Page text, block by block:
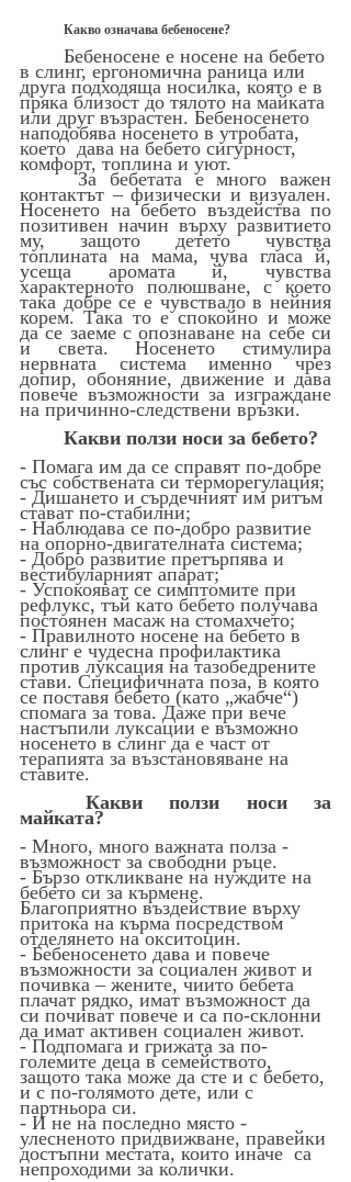
Какво означава бебеносене?
Бебеносене е носене на бебето
в слинг, ергономична раница или
друга подходяща носилка, която е в
пряка близост до тялото на майката
или друг възрастен. Бебеносенето
наподобява носенето в утробата,
което  дава на бебето сигурност,
комфорт, топлина и уют.
За бебетата е много важен
контактът – физически и визуален.
Носенето на бебето въздейства по
позитивен начин върху развитието
му, защото детето чувства
топлината на мама, чува гласа й,
усеща аромата й, чувства
характерното полюшване, с което
така добре се е чувствало в нейния
корем. Така то е спокойно и може
да се заеме с опознаване на себе си
и света. Носенето стимулира
нервната система именно чрез
допир, обоняние, движение и дава
повече възможности за изграждане
на причинно-следствени връзки.
Какви ползи носи за бебето?
- Помага им да се справят по-добре
със собствената си терморегулация;
- Дишането и сърдечният им ритъм
стават по-стабилни;
- Наблюдава се по-добро развитие
на опорно-двигателната система;
- Добро развитие претърпява и
вестибуларният апарат;
- Успокояват се симптомите при
рефлукс, тъй като бебето получава
постоянен масаж на стомахчето;
- Правилното носене на бебето в
слинг е чудесна профилактика
против луксация на тазобедрените
стави. Специфичната поза, в която
се поставя бебето (като „жабче“)
спомага за това. Даже при вече
настъпили луксации е възможно
носенето в слинг да е част от
терапията за възстановяване на
ставите.
Какви ползи носи за
майката?
- Много, много важната полза -
възможност за свободни ръце.
- Бързо откликване на нуждите на
бебето си за кърмене.
Благоприятно въздействие върху
притока на кърма посредством
отделянето на окситоцин.
- Бебеносенето дава и повече
възможности за социален живот и
почивка – жените, чиито бебета
плачат рядко, имат възможност да
си почиват повече и са по-склонни
да имат активен социален живот.
- Подпомага и грижата за по-
големите деца в семейството,
защото така може да сте и с бебето,
и с по-голямото дете, или с
партньора си.
- И не на последно място -
улесненото придвижване, правейки
достъпни местата, които иначе  са
непроходими за колички.